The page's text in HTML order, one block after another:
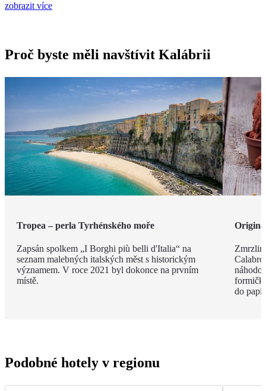
zobrazit více
Proč byste měli navštívit Kalábrii
Tropea – perla Tyrhénského moře
Zapsán spolkem „I Borghi più belli d'Italia“ na
seznam malebných italských měst s historickým
významem. V roce 2021 byl dokonce na prvním
místě.
do
Podobné hotely v regionu